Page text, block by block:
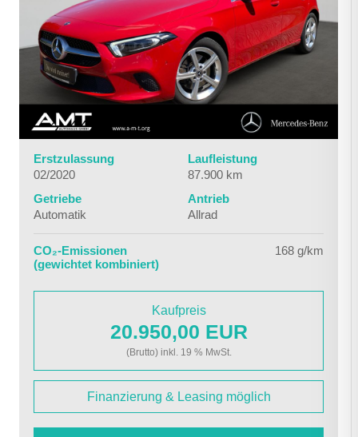
Erstzulassung
02/2020
Laufleistung
87.900 km
Getriebe
Automatik
Antrieb
Allrad
CO₂-Emissionen
(gewichtet kombiniert)
168 g/km
Kaufpreis
20.950,00 EUR
(Brutto) inkl. 19 % MwSt.
Finanzierung & Leasing möglich